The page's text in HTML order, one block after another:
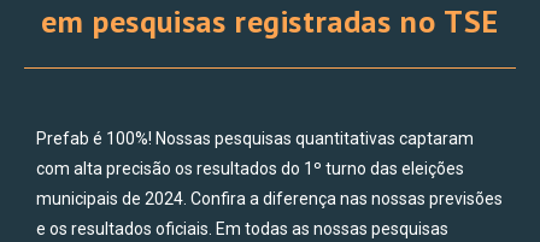
em pesquisas registradas no TSE
Prefab é 100%! Nossas pesquisas quantitativas captaram
com alta precisão os resultados do 1º turno das eleições
municipais de 2024. Confira a diferença nas nossas previsões
e os resultados oficiais. Em todas as nossas pesquisas